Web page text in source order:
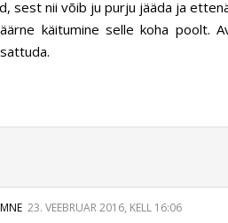
sest nii võib ju purju jääda ja
käitumine selle koha poolt.
23. VEEBRUAR 2016, KELL 16:06